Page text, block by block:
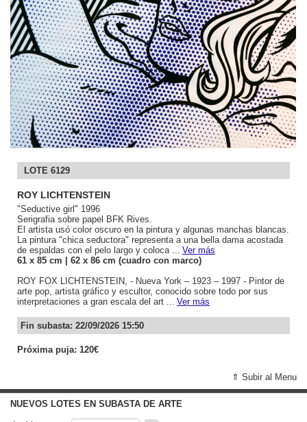
LOTE 6129
ROY LICHTENSTEIN
"Seductive girl" 1996
Serigrafia sobre papel BFK Rives.
El artista usó color oscuro en la pintura y algunas manchas blancas.
La pintura "chica seductora" representa a una bella dama acostada
de espaldas con el pelo largo y coloca ...
Ver más
61 x 85 cm | 62 x 86 cm (cuadro con marco)
ROY FOX LICHTENSTEIN, - Nueva York – 1923 – 1997 - Pintor de
arte pop, artista gráfico y escultor, conocido sobre todo por sus
interpretaciones a gran escala del art ...
Ver más
Fin subasta: 22/09/2026 15:50
Próxima puja: 120€
⇑ Subir al Menu
NUEVOS LOTES EN SUBASTA DE ARTE